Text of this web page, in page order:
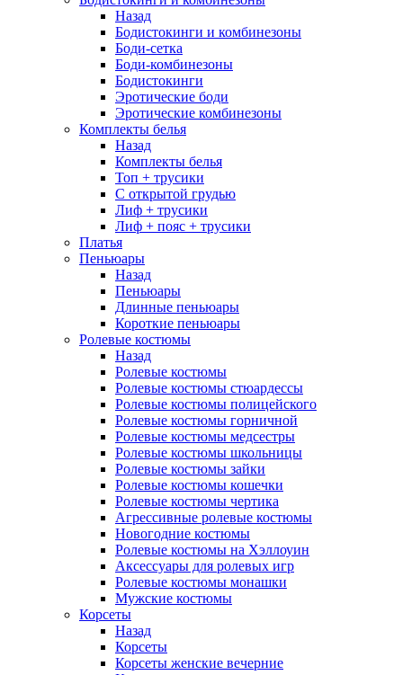
Назад
Бодистокинги и комбинезоны
Боди-сетка
Боди-комбинезоны
Бодистокинги
Эротические боди
Эротические комбинезоны
Комплекты белья
Назад
Комплекты белья
Топ + трусики
С открытой грудью
Лиф + трусики
Лиф + пояс + трусики
Платья
Пеньюары
Назад
Пеньюары
Длинные пеньюары
Короткие пеньюары
Ролевые костюмы
Назад
Ролевые костюмы
Ролевые костюмы стюардессы
Ролевые костюмы полицейского
Ролевые костюмы горничной
Ролевые костюмы медсестры
Ролевые костюмы школьницы
Ролевые костюмы зайки
Ролевые костюмы кошечки
Ролевые костюмы чертика
Агрессивные ролевые костюмы
Новогодние костюмы
Ролевые костюмы на Хэллоуин
Аксессуары для ролевых игр
Ролевые костюмы монашки
Мужские костюмы
Корсеты
Назад
Корсеты
Корсеты женские вечерние